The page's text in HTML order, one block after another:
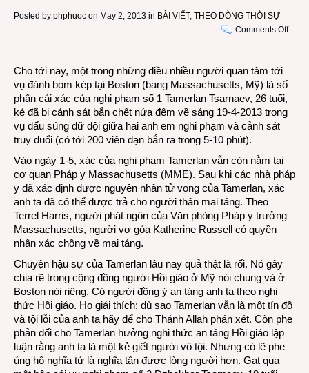
Posted by phphuoc on May 2, 2013 in BÀI VIẾT, THEO DÒNG THỜI SỰ
Comments Offon
Cho tới nay, một trong những điều nhiều người quan tâm tới
vụ đánh bom kép tại Boston (bang Massachusetts, Mỹ) là số
phận cái xác của nghi phạm số 1 Tamerlan Tsarnaev, 26 tuổi,
kẻ đã bị cảnh sát bắn chết nửa đêm về sáng 19-4-2013 trong
vụ đấu súng dữ dội giữa hai anh em nghi phạm và cảnh sát
truy đuổi (có tới 200 viên đạn bắn ra trong 5-10 phút).
Vào ngày 1-5, xác của nghi phạm Tamerlan vẫn còn nằm tại
cơ quan Pháp y Massachusetts (MME). Sau khi các nhà pháp
y đã xác định được nguyên nhân tử vong của Tamerlan, xác
anh ta đã có thể được trả cho người thân mai táng. Theo
Terrel Harris, người phát ngôn của Văn phòng Pháp y trưởng
Massachusetts, người vợ góa Katherine Russell có quyền
nhận xác chồng về mai táng.
Chuyện hậu sự của Tamerlan lâu nay quả thật là rối. Nó gây
chia rẽ trong cộng đồng người Hồi giáo ở Mỹ nói chung và ở
Boston nói riêng. Có người đồng ý an táng anh ta theo nghi
thức Hồi giáo. Họ giải thích: dù sao Tamerlan vẫn là một tín đồ
và tội lỗi của anh ta hãy để cho Thánh Allah phán xét. Còn phe
phản đối cho Tamerlan hưởng nghi thức an táng Hồi giáo lập
luận rằng anh ta là một kẻ giết người vô tội. Nhưng có lẽ phe
ủng hộ nghĩa tử là nghĩa tận được lòng người hơn. Gạt qua